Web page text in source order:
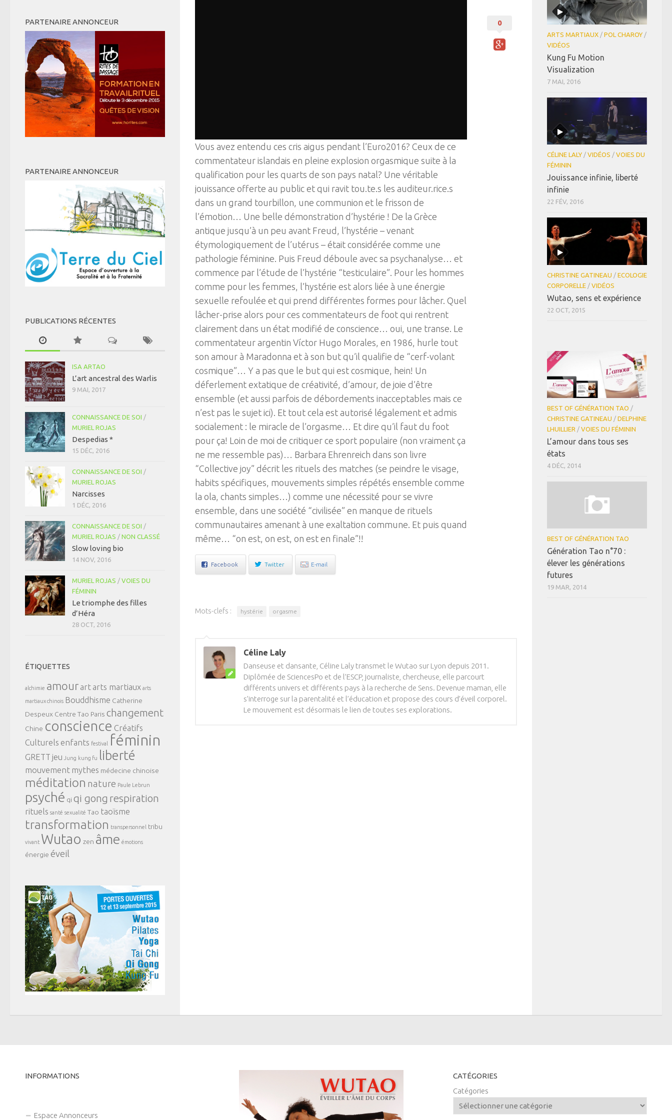
Vous avez entendu ces cris aigus pendant l’Euro2016? Ceux de ce
commentateur islandais en pleine explosion orgasmique suite à la
qualification pour les quarts de son pays natal? Une véritable
jouissance offerte au public et qui ravit tou.te.s les auditeur.rice.s
dans un grand tourbillon, une communion et le frisson de
l’émotion… Une belle démonstration d’hystérie ! De la Grèce
antique jusqu’à un peu avant Freud, l’hystérie – venant
étymologiquement de l’utérus – était considérée comme une
pathologie féminine. Puis Freud déboule avec sa psychanalyse… et
commence par l’étude de l’hystérie “testiculaire”. Pour les hommes
comme pour les femmes, l’hystérie est alors liée à une énergie
sexuelle refoulée et qui prend différentes formes pour lâcher. Quel
lâcher-prise alors pour ces commentateurs de foot qui rentrent
clairement dans un état modifié de conscience… oui, une transe. Le
commentateur argentin Víctor Hugo Morales, en 1986, hurle tout
son amour à Maradonna et à son but qu’il qualifie de “cerf-volant
cosmique”… Y a pas que le but qui est cosmique, hein! Un
déferlement extatique de créativité, d’amour, de joie d’être
ensemble (et aussi parfois de débordements inacceptables mais ce
n’est pas le sujet ici). Et tout cela est autorisé légalement et admis
socialement : le miracle de l’orgasme… Et dire qu’il faut du foot
pour ça! Loin de moi de critiquer ce sport populaire (non vraiment ça
ne me ressemble pas)… Barbara Ehrenreich dans son livre
“Collective joy” décrit les rituels des matches (se peindre le visage,
habits spécifiques, mouvements simples répétés ensemble comme
la ola, chants simples…) comme une nécessité pour se vivre
ensemble, dans une société “civilisée” en manque de rituels
communautaires amenant à une exaltation commune. Et puis quand
même… “on est, on est, on est en finale”!!
Facebook Twitter E-mail
0
Mots-clefs : hystérie orgasme
Céline Laly
Danseuse et dansante, Céline Laly transmet le Wutao sur Lyon depuis 2011.
Diplômée de SciencesPo et de l’ESCP, journaliste, chercheuse, elle parcourt
différents univers et différents pays à la recherche de Sens. Devenue maman, elle
s’interroge sur la parentalité et l’éducation et propose des cours d’éveil corporel.
Le mouvement est désormais le lien de toutes ses explorations.
PARTENAIRE ANNONCEUR
PARTENAIRE ANNONCEUR
PUBLICATIONS RÉCENTES
ISA ARTAO
L’art ancestral des Warlis
9 MAI, 2017
CONNAISSANCE DE SOI /
MURIEL ROJAS
Despedias *
15 DÉC, 2016
CONNAISSANCE DE SOI /
MURIEL ROJAS
Narcisses
1 DÉC, 2016
CONNAISSANCE DE SOI /
MURIEL ROJAS / NON CLASSÉ
Slow loving bio
14 NOV, 2016
MURIEL ROJAS / VOIES DU
FÉMININ
Le triomphe des filles
d’Héra
28 OCT, 2016
ÉTIQUETTES
alchimie amour art arts martiaux arts
martiaux chinois Bouddhisme Catherine
Despeux Centre Tao Paris changement
Chine conscience Créatifs
Culturels enfants festival féminin
GRETT jeu Jung kung fu liberté
mouvement mythes médecine chinoise
méditation nature Paule Lebrun
psyché qi qi gong respiration
rituels santé sexualité Tao taoïsme
transformation transpersonnel tribu
vivant Wutao zen âme émotions
énergie éveil
ARTS MARTIAUX / POL CHAROY /
VIDÉOS
Kung Fu Motion
Visualization
7 MAI, 2016
CÉLINE LALY / VIDÉOS / VOIES DU
FÉMININ
Jouissance infinie, liberté
infinie
22 FÉV, 2016
CHRISTINE GATINEAU / ECOLOGIE
CORPORELLE / VIDÉOS
Wutao, sens et expérience
22 OCT, 2015
BEST OF GÉNÉRATION TAO /
CHRISTINE GATINEAU / DELPHINE
LHUILLIER / VOIES DU FÉMININ
L’amour dans tous ses
états
4 DÉC, 2014
BEST OF GÉNÉRATION TAO
Génération Tao n°70 :
élever les générations
futures
19 MAR, 2014
INFORMATIONS
Espace Annonceurs
CATÉGORIES
Catégories